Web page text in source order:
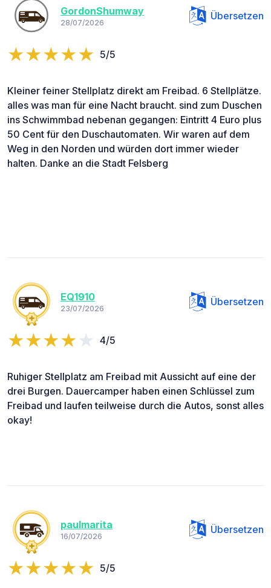
GordonShumway
28/07/2026
Übersetzen
5/5
Kleiner feiner Stellplatz direkt am Freibad. 6 Stellplätze.
alles was man für eine Nacht braucht. sind zum Duschen
ins Schwimmbad nebenan gegangen: Eintritt 4 Euro plus
50 Cent für den Duschautomaten. Wir waren auf dem
Weg in den Norden und würden dort immer wieder
halten. Danke an die Stadt Felsberg
EQ1910
23/07/2026
Übersetzen
4/5
Ruhiger Stellplatz am Freibad mit Aussicht auf eine der
drei Burgen. Dauercamper haben einen Schlüssel zum
Freibad und laufen teilweise durch die Autos, sonst alles
okay!
paulmarita
16/07/2026
Übersetzen
5/5